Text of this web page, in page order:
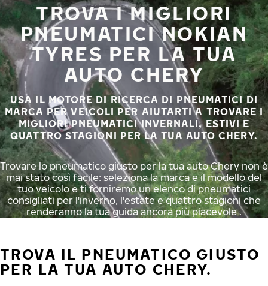
TROVA I MIGLIORI
PNEUMATICI NOKIAN
TYRES PER LA TUA
AUTO CHERY
USA IL MOTORE DI RICERCA DI PNEUMATICI DI
MARCA PER VEICOLI PER AIUTARTI A TROVARE I
MIGLIORI PNEUMATICI INVERNALI, ESTIVI E
QUATTRO STAGIONI PER LA TUA AUTO CHERY.
Trovare lo pneumatico giusto per la tua auto Chery non è
mai stato così facile: seleziona la marca e il modello del
tuo veicolo e ti forniremo un elenco di pneumatici
consigliati per l'inverno, l'estate e quattro stagioni che
renderanno la tua guida ancora più piacevole .
TROVA IL PNEUMATICO GIUSTO
PER LA TUA AUTO CHERY.